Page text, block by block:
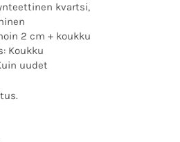
kvartsi,
2 cm + koukku
Koukku
uudet